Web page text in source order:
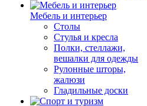
Мебель и интерьер
Столы
Стулья и кресла
Полки, стеллажи,
вешалки для одежды
Рулонные шторы,
жалюзи
Гладильные доски